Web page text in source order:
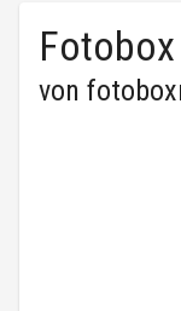
von